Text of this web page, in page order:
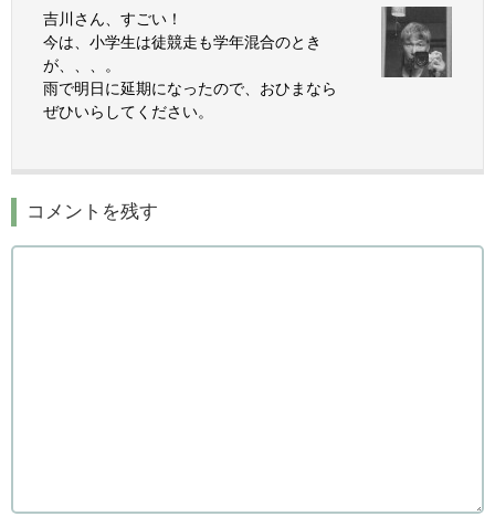
吉川さん、すごい！
今は、小学生は徒競走も学年混合のとき
が、、、。
雨で明日に延期になったので、おひまなら
ぜひいらしてください。
コメントを残す